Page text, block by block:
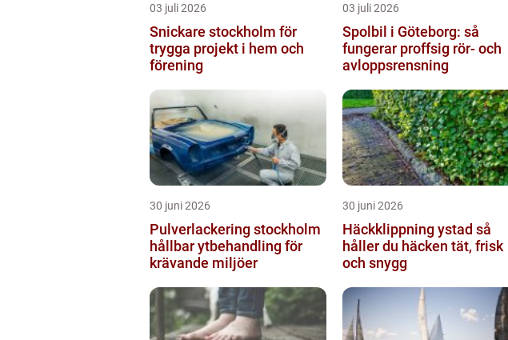
03 juli 2026
Snickare stockholm för
trygga projekt i hem och
förening
03 juli 2026
Spolbil i Göteborg: så
fungerar proffsig rör- och
avloppsrensning
30 juni 2026
Pulverlackering stockholm
hållbar ytbehandling för
krävande miljöer
30 juni 2026
Häckklippning ystad så
håller du häcken tät, frisk
och snygg